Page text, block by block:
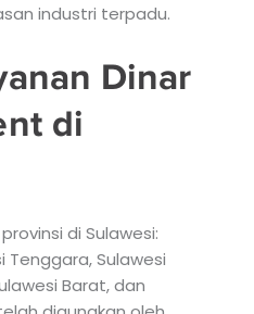
industri terpadu.
Dinar
di
di Sulawesi:
Tenggara, Sulawesi
Barat, dan